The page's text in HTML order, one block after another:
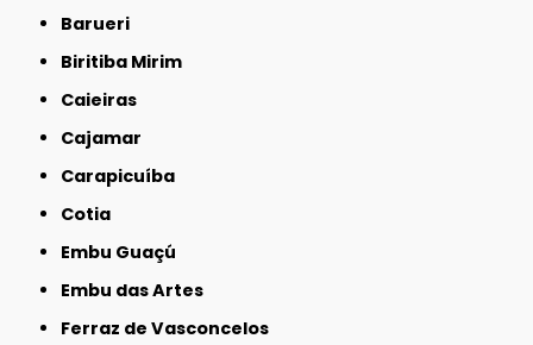
Barueri
Biritiba Mirim
Caieiras
Cajamar
Carapicuíba
Cotia
Embu Guaçú
Embu das Artes
Ferraz de Vasconcelos